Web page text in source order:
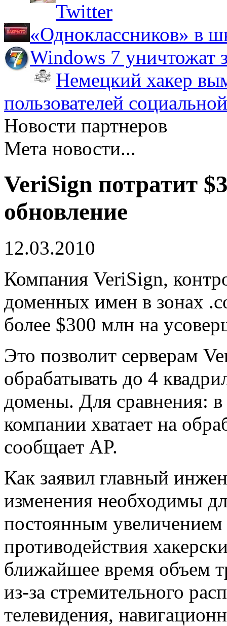
Twitter
«Одноклассников» в
Windows 7 уничтожат
Немецкий хакер
пользователей
Новости партнеров
Мета новости...
VeriSign потратит
обновление
12.03.2010
Компания VeriSign,
доменных имен в зонах
более $300 млн на
Это позволит серверам
обрабатывать до 4
домены. Для сравнения:
компании хватает на
сообщает AP.
Как заявил главный
изменения необходимы
постоянным увеличением
противодействия
ближайшее время объем
из-за стремительного
телевидения,